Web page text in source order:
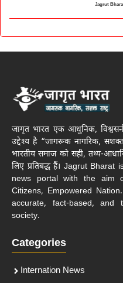
Jagrut
जागृत भारत एक आधुनिक,
उद्देश्य है “जागरूक नागरिक, सशक्त
भारतीय समाज को सही, तथ्य-
लिए प्रतिबद्ध हैं। Jagrut
news portal with the aim
Citizens, Empowered
accurate, fact-based, and
society.
Categories
Internation News